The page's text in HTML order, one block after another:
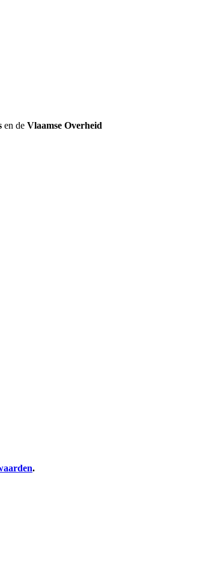
en de Vlaamse Overheid
.